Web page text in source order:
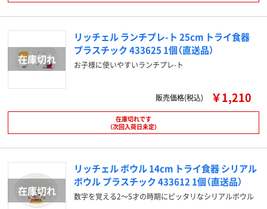
リッチェル ランチプレ-ト 25cm トライ食器
プラスチック 433625 1個（直送品）
お子様に使いやすいランチプレ-ト
販売価格(税込) ￥1,210
在庫切れです
（次回入荷日未定）
リッチェル ボウル 14cm トライ食器 シリアル
ボウル プラスチック 433612 1個（直送品）
数字を覚える2～5才の時期にピッタリなシリアルボウル